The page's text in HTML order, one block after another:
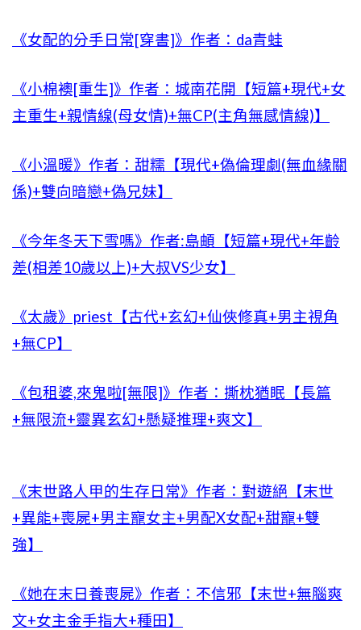
《女配的分手日常[穿書]》作者：da青蛙
《小棉襖[重生]》作者：城南花開【短篇+現代+女
主重生+親情線(母女情)+無CP(主角無感情線)】
《小溫暖》作者：甜糯【現代+偽倫理劇(無血緣關
係)+雙向暗戀+偽兄妹】
《今年冬天下雪嗎》作者:島頔【短篇+現代+年齡
差(相差10歲以上)+大叔VS少女】
《太歲》priest【古代+玄幻+仙俠修真+男主視角
+無CP】
《包租婆,來鬼啦[無限]》作者：撕枕猶眠【長篇
+無限流+靈異玄幻+懸疑推理+爽文】
《末世路人甲的生存日常》作者：對遊絕【末世
+異能+喪屍+男主寵女主+男配X女配+甜寵+雙
強】
《她在末日養喪屍》作者：不信邪【末世+無腦爽
文+女主金手指大+種田】